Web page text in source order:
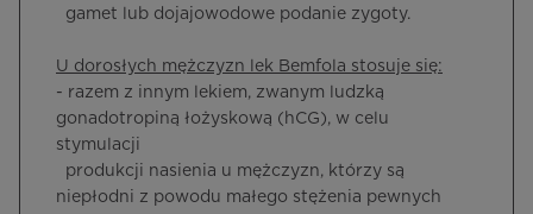
gamet lub dojajowodowe podanie zygoty.
U dorosłych mężczyzn lek Bemfola stosuje się:
- razem z innym lekiem, zwanym ludzką
gonadotropiną łożyskową (hCG), w celu
stymulacji
produkcji nasienia u mężczyzn, którzy są
niepłodni z powodu małego stężenia pewnych